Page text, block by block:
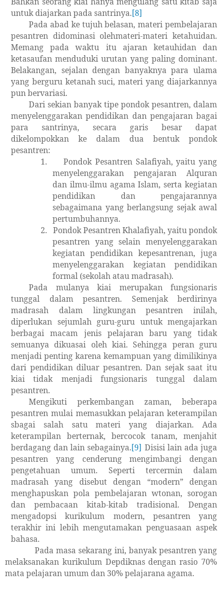
untuk diajarkan pada santrinya.[8]
Pada abad ke tujuh belasan, materi pembelajaran
pesantren didominasi olehmateri-materi ketahuidan.
Memang pada waktu itu ajaran ketauhidan dan
ketasaufan menduduki urutan yang paling dominant.
Belakangan, sejalan dengan banyaknya para ulama
yang berguru ketanah suci, materi yang diajarkannya
pun bervariasi.
Dari sekian banyak tipe pondok pesantren, dalam
menyelenggarakan pendidikan dan pengajaran bagai
para santrinya, secara garis besar dapat
dikelompokkan ke dalam dua bentuk pondok
pesantren:
1.
Pondok Pesantren Salafiyah, yaitu yang
menyelenggarakan pengajaran Alquran
dan ilmu-ilmu agama Islam, serta kegiatan
pendidikan dan pengajarannya
sebagaimana yang berlangsung sejak awal
pertumbuhannya.
2. Pondok Pesantren Khalafiyah, yaitu pondok
pesantren yang selain menyelenggarakan
kegiatan pendidikan kepesantrenan, juga
menyelenggarakan kegiatan pendidikan
formal (sekolah atau madrasah).
Pada mulanya kiai merupakan fungsionaris
tunggal dalam pesantren. Semenjak berdirinya
madrasah dalam lingkungan pesantren inilah,
diperlukan sejumlah guru-guru untuk mengajarkan
berbagai macam jenis pelajaran baru yang tidak
semuanya dikuasai oleh kiai. Sehingga peran guru
menjadi penting karena kemampuan yang dimilikinya
dari pendidikan diluar pesantren. Dan sejak saat itu
kiai tidak menjadi fungsionaris tunggal dalam
pesantren.
Mengikuti perkembangan zaman, beberapa
pesantren mulai memasukkan pelajaran keterampilan
sbagai salah satu materi yang diajarkan. Ada
keterampilan berternak, bercocok tanam, menjahit
berdagang dan lain sebagainya.[9] Disisi lain ada juga
pesantren yang cenderung mengimbangi dengan
pengetahuan umum. Seperti tercermin dalam
madrasah yang disebut dengan “modern” dengan
menghapuskan pola pembelajaran wtonan, sorogan
dan pembacaan kitab-kitab tradisional. Dengan
mengadopsi kurikulum modern, pesantren yang
terakhir ini lebih mengutamakan penguasaan aspek
bahasa.
Pada masa sekarang ini, banyak pesantren yang
melaksanakan kurikulum Depdiknas dengan rasio 70%
mata pelajaran umum dan 30% pelajarana agama.